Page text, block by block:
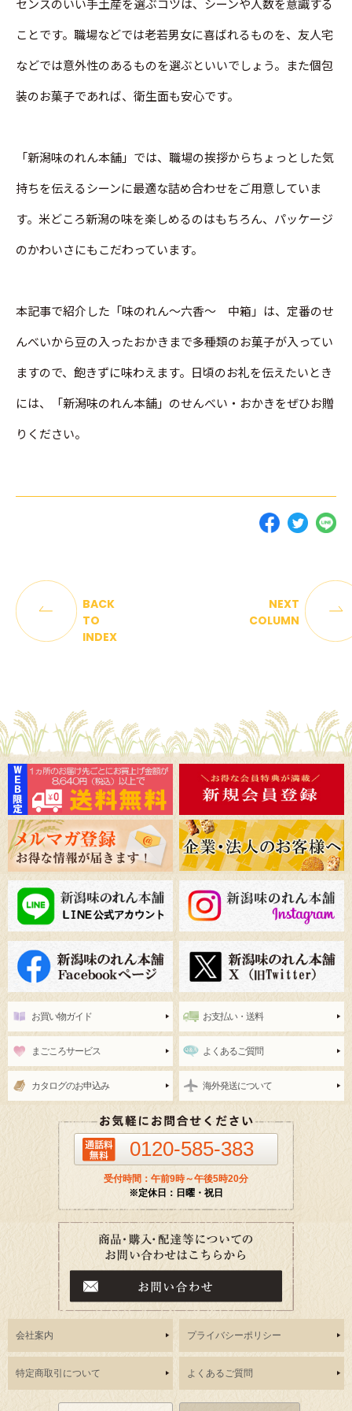
ことです。職場などでは老若男女に喜ばれるものを、友人宅
などでは意外性のあるものを選ぶといいでしょう。また個包
装のお菓子であれば、衛生面も安心です。
「新潟味のれん本舗」では、職場の挨拶からちょっとした気
持ちを伝えるシーンに最適な詰め合わせをご用意していま
す。米どころ新潟の味を楽しめるのはもちろん、パッケージ
のかわいさにもこだわっています。
本記事で紹介した「味のれん～六香～ 中箱」は、定番のせ
んべいから豆の入ったおかきまで多種類のお菓子が入ってい
ますので、飽きずに味わえます。日頃のお礼を伝えたいとき
には、「新潟味のれん本舗」のせんべい・おかきをぜひお贈
りください。
BACK
TO
INDEX
NEXT
COLUMN
お買い物ガイド お支払い・送料
まごころサービス よくあるご質問
カタログのお申込み 海外発送について
0120-585-383
受付時間：午前9時～午後5時20分
※定休日：日曜・祝日
会社案内 プライバシーポリシー
特定商取引について よくあるご質問